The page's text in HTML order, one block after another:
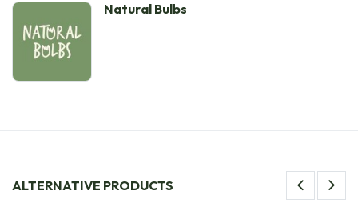
Natural Bulbs
ALTERNATIVE PRODUCTS